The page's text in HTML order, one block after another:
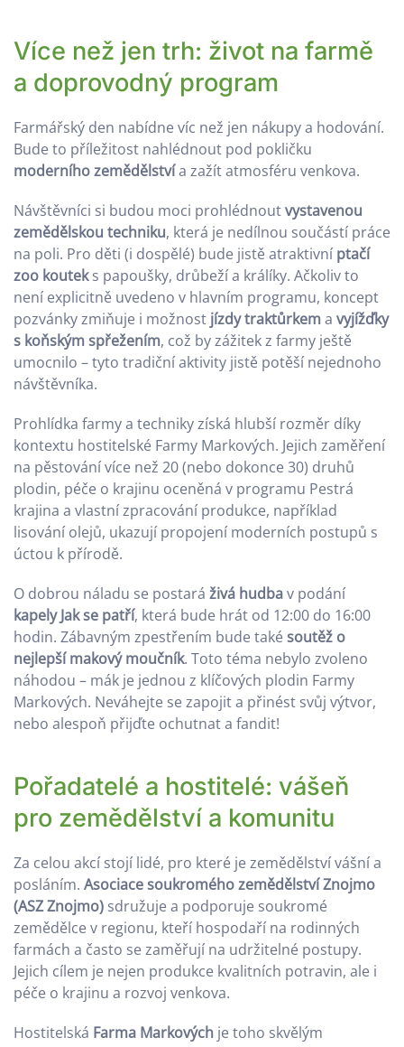
Více než jen trh: život na farmě
a doprovodný program
Farmářský den nabídne víc než jen nákupy a hodování.
Bude to příležitost nahlédnout pod pokličku
moderního zemědělstvía zažít atmosféru venkova.
Návštěvníci si budou moci prohlédnoutvystavenou
zemědělskou techniku, která je nedílnou součástí práce
na poli. Pro děti (i dospělé) bude jistě atraktivní ptačí
zoo kouteks papoušky, drůbeží a králíky. Ačkoliv to
není explicitně uvedeno v hlavním programu, koncept
pozvánky zmiňuje i možnost jízdy traktůrkema vyjížďky
s koňským spřežením, což by zážitek z farmy ještě
umocnilo – tyto tradiční aktivity jistě potěší nejednoho
návštěvníka.
Prohlídka farmy a techniky získá hlubší rozměr díky
kontextu hostitelské Farmy Markových. Jejich zaměření
na pěstování více než 20 (nebo dokonce 30) druhů
plodin, péče o krajinu oceněná v programu Pestrá
krajina a vlastní zpracování produkce, například
lisování olejů, ukazují propojení moderních postupů s
úctou k přírodě.
O dobrou náladu se postará živá hudbav podání
kapely Jak se patří, která bude hrát od 12:00 do 16:00
hodin. Zábavným zpestřením bude také soutěž o
nejlepší makový moučník. Toto téma nebylo zvoleno
náhodou – mák je jednou z klíčových plodin Farmy
Markových. Neváhejte se zapojit a přinést svůj výtvor,
nebo alespoň přijďte ochutnat a fandit!
Pořadatelé a hostitelé: vášeň
pro zemědělství a komunitu
Za celou akcí stojí lidé, pro které je zemědělství vášní a
posláním. Asociace soukromého zemědělství Znojmo
(ASZ Znojmo) sdružuje a podporuje soukromé
zemědělce v regionu, kteří hospodaří na rodinných
farmách a často se zaměřují na udržitelné postupy.
Jejich cílem je nejen produkce kvalitních potravin, ale i
péče o krajinu a rozvoj venkova.
Hostitelská Farma Markových je toho skvělým